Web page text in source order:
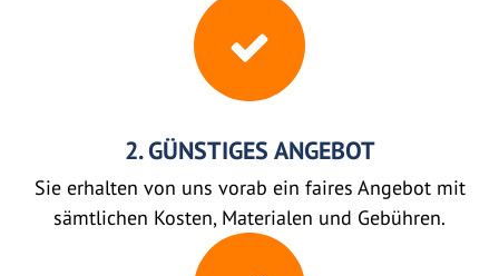
2. GÜNSTIGES ANGEBOT
Sie erhalten von uns vorab ein faires Angebot mit
sämtlichen Kosten, Materialen und Gebühren.